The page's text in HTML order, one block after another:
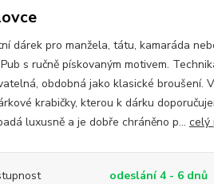
dárek pro manžela, tátu, kamaráda
s ručně pískovaným motivem.
obdobná jako klasické broušení.
krabičky, kterou k dárku
luxusně a je dobře chráněno p... celý
odeslání 4 - 6 dnů